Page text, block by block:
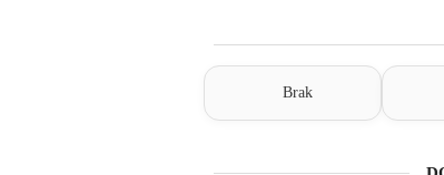
Brak